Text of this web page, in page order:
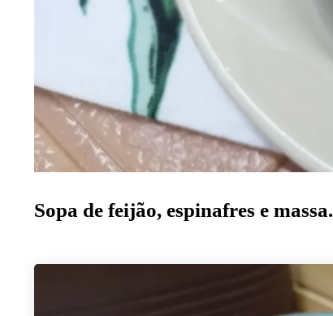
Sopa de feijão, espinafres e massa.